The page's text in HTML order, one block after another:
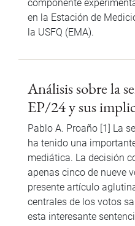
componente
en la Estación de
la USFQ (EMA).
Análisis sobre la
EP/24 y sus
Pablo A. Proaño [1] La
ha tenido una
mediática. La decisión
apenas cinco de nueve
presente artículo
centrales de los votos
esta interesante